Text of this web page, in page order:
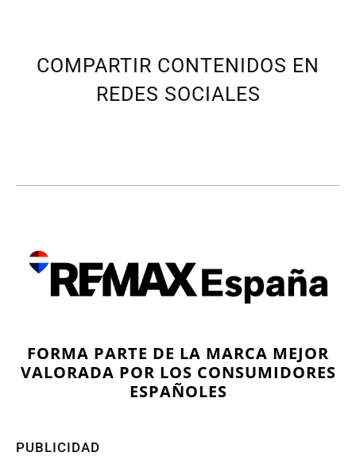
COMPARTIR CONTENIDOS EN
REDES SOCIALES
FORMA PARTE DE LA MARCA MEJOR
VALORADA POR LOS CONSUMIDORES
ESPAÑOLES
PUBLICIDAD